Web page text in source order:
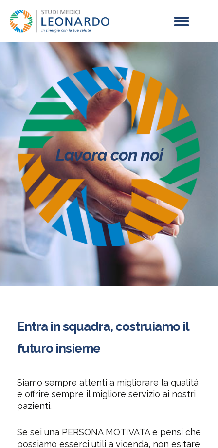
Lavora con noi
Entra in squadra, costruiamo il
futuro insieme
Siamo sempre attenti a migliorare la qualità
e offrire sempre il migliore servizio ai nostri
pazienti.
Se sei una PERSONA MOTIVATA e pensi che
possiamo esserci utili a vicenda, non esitare